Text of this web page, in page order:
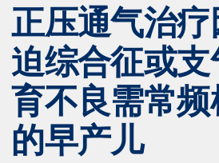
正压通气治
迫综合征或
育不良需常
的早产儿